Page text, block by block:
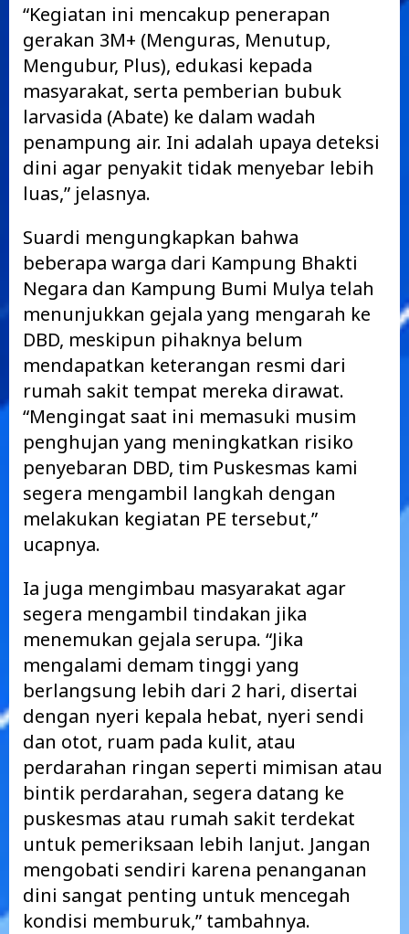
“Kegiatan ini mencakup penerapan
gerakan 3M+ (Menguras, Menutup,
Mengubur, Plus), edukasi kepada
masyarakat, serta pemberian bubuk
larvasida (Abate) ke dalam wadah
penampung air. Ini adalah upaya deteksi
dini agar penyakit tidak menyebar lebih
luas,” jelasnya.
Suardi mengungkapkan bahwa
beberapa warga dari Kampung Bhakti
Negara dan Kampung Bumi Mulya telah
menunjukkan gejala yang mengarah ke
DBD, meskipun pihaknya belum
mendapatkan keterangan resmi dari
rumah sakit tempat mereka dirawat.
“Mengingat saat ini memasuki musim
penghujan yang meningkatkan risiko
penyebaran DBD, tim Puskesmas kami
segera mengambil langkah dengan
melakukan kegiatan PE tersebut,”
ucapnya.
Ia juga mengimbau masyarakat agar
segera mengambil tindakan jika
menemukan gejala serupa. “Jika
mengalami demam tinggi yang
berlangsung lebih dari 2 hari, disertai
dengan nyeri kepala hebat, nyeri sendi
dan otot, ruam pada kulit, atau
perdarahan ringan seperti mimisan atau
bintik perdarahan, segera datang ke
puskesmas atau rumah sakit terdekat
untuk pemeriksaan lebih lanjut. Jangan
mengobati sendiri karena penanganan
dini sangat penting untuk mencegah
kondisi memburuk,” tambahnya.